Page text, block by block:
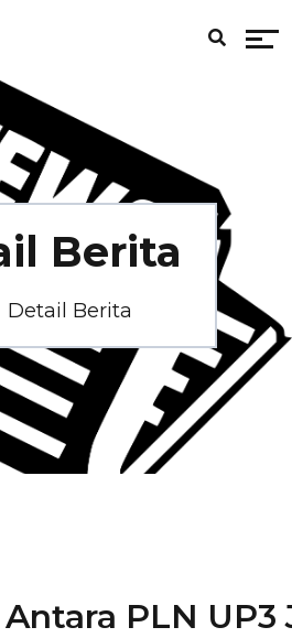
Berita
Detail Berita
PLN UP3